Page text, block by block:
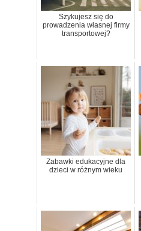
Szykujesz się do
prowadzenia własnej firmy
transportowej?
Zabawki edukacyjne dla
dzieci w różnym wieku